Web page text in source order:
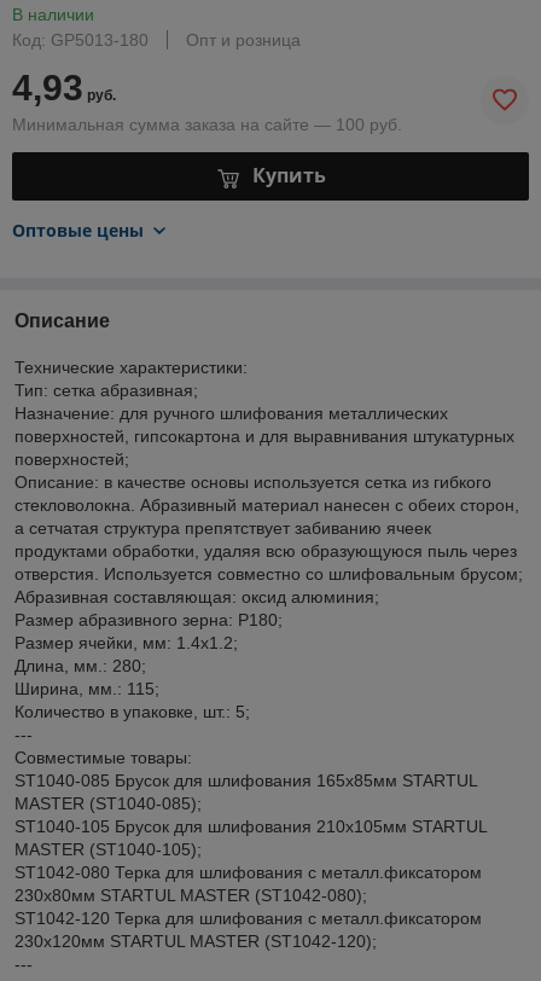
В наличии
Код: GP5013-180
Опт и розница
4,93 руб.
Минимальная сумма заказа на сайте — 100 руб.
Купить
Оптовые цены
Описание
Технические характеристики:
Тип: сетка абразивная;
Назначение: для ручного шлифования металлических
поверхностей, гипсокартона и для выравнивания штукатурных
поверхностей;
Описание: в качестве основы используется сетка из гибкого
стекловолокна. Абразивный материал нанесен с обеих сторон,
а сетчатая структура препятствует забиванию ячеек
продуктами обработки, удаляя всю образующуюся пыль через
отверстия. Используется совместно со шлифовальным брусом;
Абразивная составляющая: оксид алюминия;
Размер абразивного зерна: P180;
Размер ячейки, мм: 1.4х1.2;
Длина, мм.: 280;
Ширина, мм.: 115;
Количество в упаковке, шт.: 5;
---
Совместимые товары:
ST1040-085 Брусок для шлифования 165х85мм STARTUL
MASTER (ST1040-085);
ST1040-105 Брусок для шлифования 210х105мм STARTUL
MASTER (ST1040-105);
ST1042-080 Терка для шлифования с металл.фиксатором
230х80мм STARTUL MASTER (ST1042-080);
ST1042-120 Терка для шлифования с металл.фиксатором
230х120мм STARTUL MASTER (ST1042-120);
---